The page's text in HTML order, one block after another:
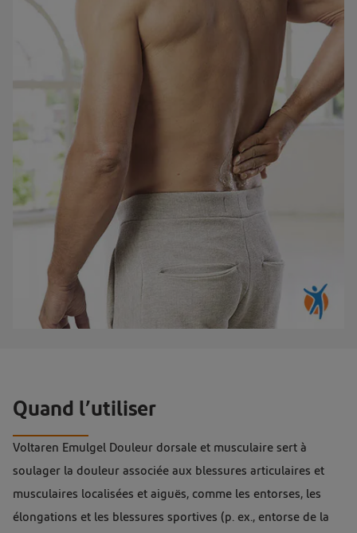
Quand l’utiliser
Voltaren Emulgel Douleur dorsale et musculaire sert à
soulager la douleur associée aux blessures articulaires et
musculaires localisées et aiguës, comme les entorses, les
élongations et les blessures sportives (p. ex., entorse de la